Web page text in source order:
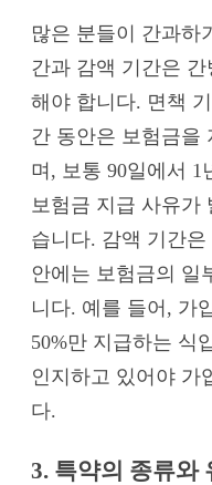
많은 분들이 간과하
간과 감액 기간은
해야 합니다. 면책
간 동안은 보험금을
며, 보통 90일에서 1
보험금 지급 사유가
습니다. 감액 기간
안에는 보험금의 일
니다. 예를 들어, 가
50%만 지급하는 식
인지하고 있어야 가
다.
3. 특약의 종류와